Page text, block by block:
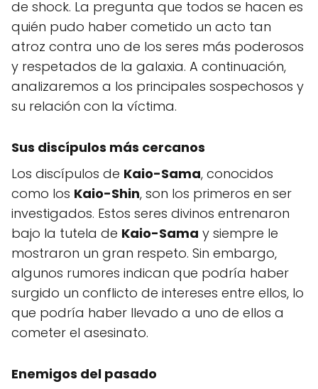
de shock. La pregunta que todos se hacen es
quién pudo haber cometido un acto tan
atroz contra uno de los seres más poderosos
y respetados de la galaxia. A continuación,
analizaremos a los principales sospechosos y
su relación con la víctima.
Sus discípulos más cercanos
Los discípulos de Kaio-Sama, conocidos
como los Kaio-Shin, son los primeros en ser
investigados. Estos seres divinos entrenaron
bajo la tutela de Kaio-Sama y siempre le
mostraron un gran respeto. Sin embargo,
algunos rumores indican que podría haber
surgido un conflicto de intereses entre ellos, lo
que podría haber llevado a uno de ellos a
cometer el asesinato.
Enemigos del pasado